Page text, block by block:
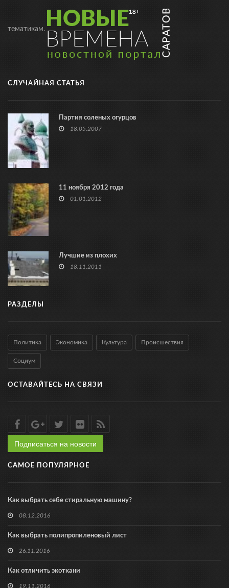
тематикам.
СЛУЧАЙНАЯ СТАТЬЯ
Партия соленых огурцов
18.05.2007
11 ноября 2012 года
01.01.2012
Лучшие из плохих
18.11.2011
РАЗДЕЛЫ
Политика Экономика Культура Происшествия
Социум
ОСТАВАЙТЕСЬ НА СВЯЗИ
Подписаться на новости
САМОЕ ПОПУЛЯРНОЕ
Как выбрать себе стиральную машину?
08.12.2016
Как выбрать полипропиленовый лист
26.11.2016
Как отличить экоткани
19.11.2016